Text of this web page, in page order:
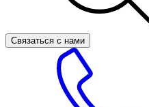
Связаться с нами